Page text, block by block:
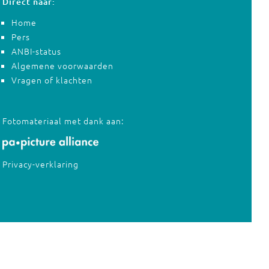
Home
Pers
ANBI-status
Algemene voorwaarden
Vragen of klachten
Fotomateriaal met dank aan:
Privacy-verklaring